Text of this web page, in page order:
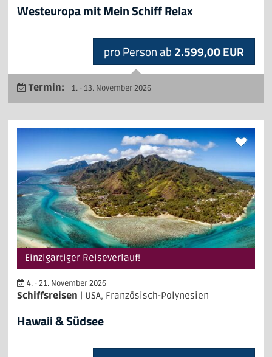
Westeuropa mit Mein Schiff Relax
pro Person ab 2.599,00 EUR
Termin: 1. - 13. November 2026
Einzigartiger Reiseverlauf!
4. - 21. November 2026
Schiffsreisen | USA, Französisch-Polynesien
Hawaii & Südsee